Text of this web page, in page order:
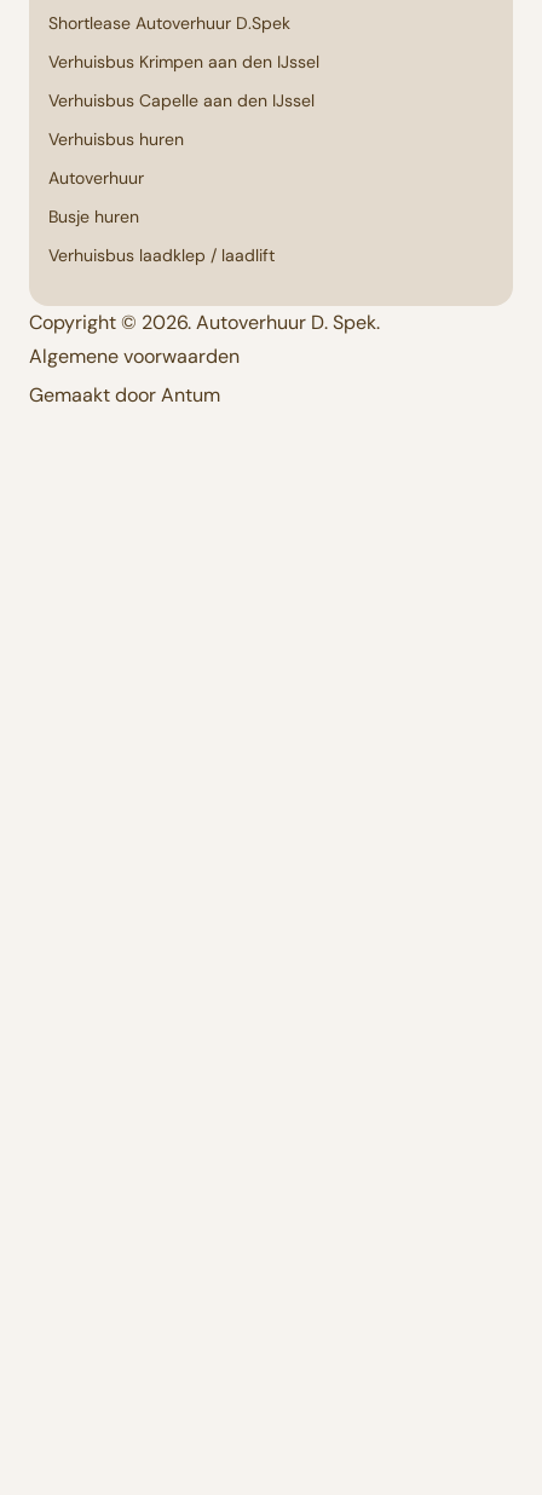
Shortlease Autoverhuur D.Spek
Verhuisbus Krimpen aan den IJssel
Verhuisbus Capelle aan den IJssel
Verhuisbus huren
Autoverhuur
Busje huren
Verhuisbus laadklep / laadlift
Copyright © 2026. Autoverhuur D. Spek.
Algemene voorwaarden
Gemaakt door Antum